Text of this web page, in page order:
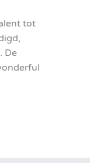
tot
De